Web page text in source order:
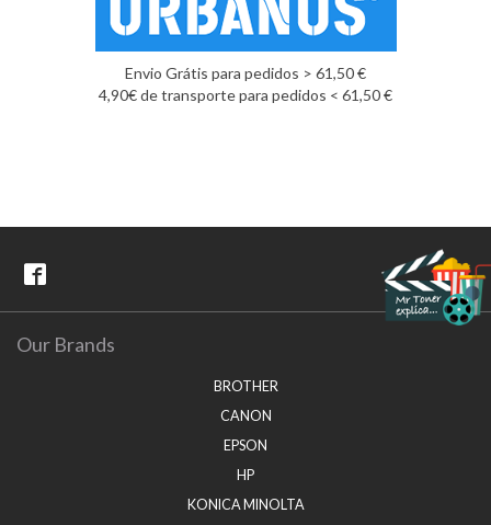
Envio Grátis para pedidos > 61,50 €
4,90€ de transporte para pedidos < 61,50 €
Our Brands
BROTHER
CANON
EPSON
HP
KONICA MINOLTA